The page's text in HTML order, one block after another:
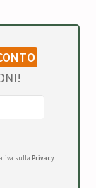
sulla Privacy